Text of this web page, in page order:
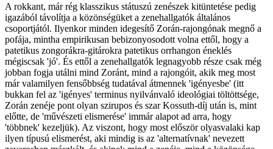
A rokkant, már rég klasszikus státuszú zenészek kitüntetése pedig
igazából távolítja a közönségüket a zenehallgatók általános
csoportjától. Ilyenkor minden idegesítő Zorán-rajongónak megnő a
pofája, mintha empirikusan bebizonyosodott volna ettől, hogy a
patetikus zongorákra-gitárokra patetikus orrhangon éneklés
mégiscsak 'jó'. És ettől a zenehallgatók legnagyobb része csak még
jobban fogja utálni mind Zoránt, mind a rajongóit, akik meg most
már valamilyen fensőbbség tudatával átmennek 'igényesbe' (itt
bukkan fel az 'igényes' terminus nyilvánvaló ideológiai töltöttsége,
Zorán zenéje pont olyan szirupos és szar Kossuth-díj után is, mint
előtte, de 'művészeti elismerése' immár alapot ad arra, hogy
'többnek' kezeljük). Az viszont, hogy most először olyasvalaki kap
ilyen típusú elismerést, aki mindig is az 'alternatívnak' nevezett